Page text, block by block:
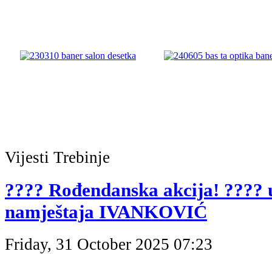
Vijesti Trebinje
???? Rođendanska akcija! ????
namještaja IVANKOVIĆ
Friday, 31 October 2025 07:23